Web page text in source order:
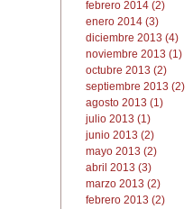
febrero 2014 (2)
enero 2014 (3)
diciembre 2013 (4)
noviembre 2013 (1)
octubre 2013 (2)
septiembre 2013 (2)
agosto 2013 (1)
julio 2013 (1)
junio 2013 (2)
mayo 2013 (2)
abril 2013 (3)
marzo 2013 (2)
febrero 2013 (2)